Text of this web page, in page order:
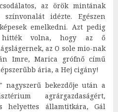
az örök mintának
idézte. Egészen
emelkedni. Azt pedig
hitték volna, hogy az ő
az O sole mio-nak
Imre, Marica grófnő című
ária, a Hej cigány!
nagyszerű bekezdője után a
agrárgazdaságért,
helyettes államtitkára, Gál